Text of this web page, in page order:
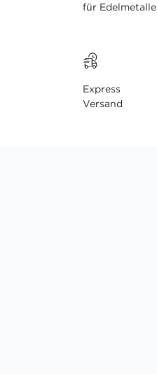
für Edelmetalle
Express
Versand